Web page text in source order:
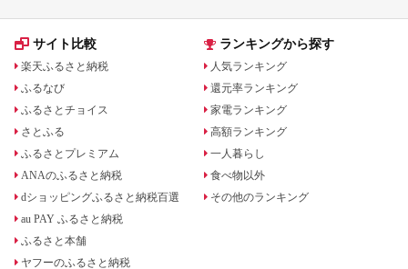
サイト比較
楽天ふるさと納税
ふるなび
ふるさとチョイス
さとふる
ふるさとプレミアム
ANAのふるさと納税
dショッピングふるさと納税百選
au PAY ふるさと納税
ふるさと本舗
ヤフーのふるさと納税
ランキングから探す
人気ランキング
還元率ランキング
家電ランキング
高額ランキング
一人暮らし
食べ物以外
その他のランキング